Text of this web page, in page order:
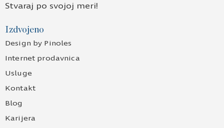
Stvaraj po svojoj meri!
Izdvojeno
Design by Pinoles
Internet prodavnica
Usluge
Kontakt
Blog
Karijera